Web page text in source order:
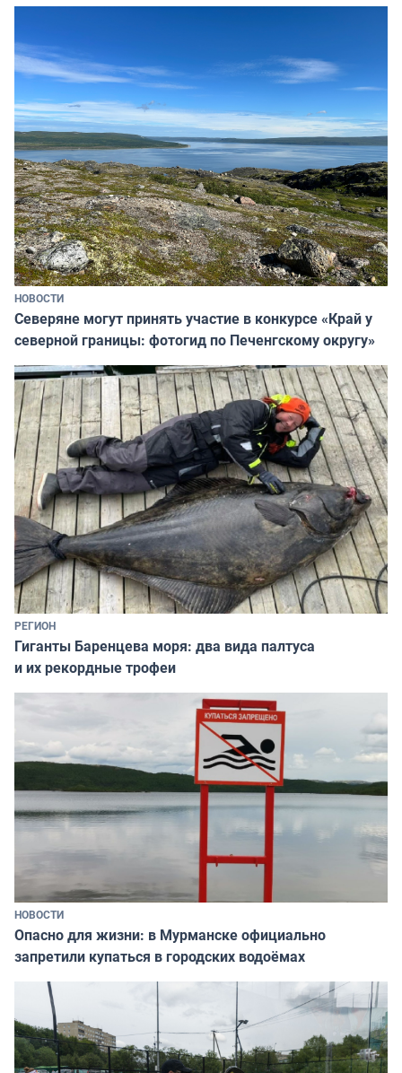
НОВОСТИ
Северяне могут принять участие в конкурсе «Край у
северной границы: фотогид по Печенгскому округу»
РЕГИОН
Гиганты Баренцева моря: два вида палтуса
и их рекордные трофеи
НОВОСТИ
Опасно для жизни: в Мурманске официально
запретили купаться в городских водоёмах